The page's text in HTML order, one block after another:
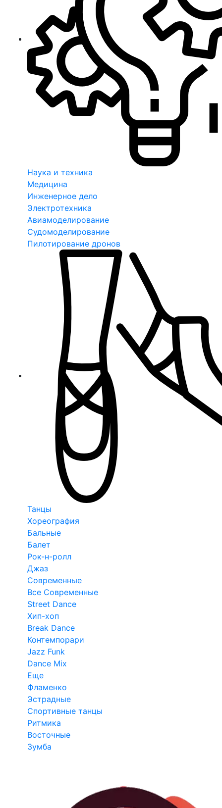
Наука и техника
Медицина
Инженерное дело
Электротехника
Авиамоделирование
Судомоделирование
Пилотирование дронов
Танцы
Хореография
Бальные
Балет
Рок-н-ролл
Джаз
Современные
Все Современные
Street Dance
Хип-хоп
Break Dance
Контемпорари
Jazz Funk
Dance Mix
Еще
Фламенко
Эстрадные
Спортивные танцы
Ритмика
Восточные
Зумба